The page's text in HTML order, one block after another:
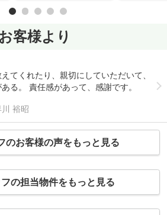
お客様より
てくれたり、親切にしていただいて、
る。 責任感があって、感謝です。
裕昭
のお客様の声をもっと見る
の担当物件をもっと見る